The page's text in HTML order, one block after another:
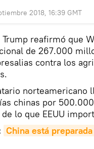
2018, 16:39 GMT
Trump reafirmó que
de 267.000
contra los
norteamericano
chinas por
lo que EEUU
China está